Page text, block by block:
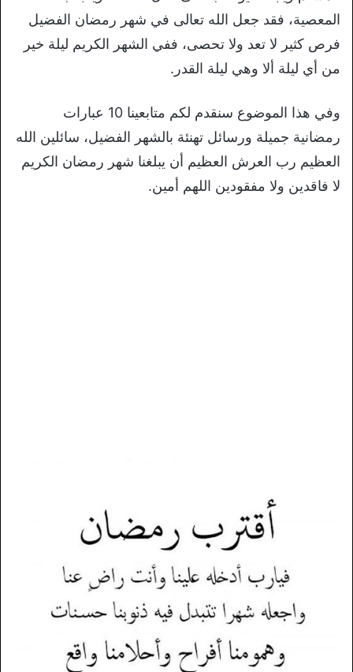
المعصية، فقد جعل الله تعالى في شهر رمضان الفضيل
فرص كثير لا تعد ولا تحصى، ففي الشهر الكريم ليلة خير
من أي ليلة ألا وهي ليلة القدر.
وفي هذا الموضوع سنقدم لكم متابعينا 10 عبارات
رمضانية جميلة ورسائل تهنئة بالشهر الفضيل، سائلين الله
العظيم رب العرش العظيم أن يبلغنا شهر رمضان الكريم
لا فاقدين ولا مفقودين اللهم أمين.